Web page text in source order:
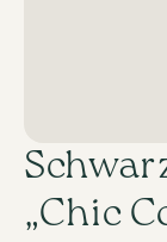
„Chic